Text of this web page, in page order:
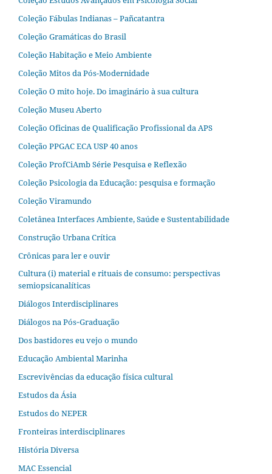
Coleção Fábulas Indianas – Pañcatantra
Coleção Gramáticas do Brasil
Coleção Habitação e Meio Ambiente
Coleção Mitos da Pós-Modernidade
Coleção O mito hoje. Do imaginário à sua cultura
Coleção Museu Aberto
Coleção Oficinas de Qualificação Profissional da APS
Coleção PPGAC ECA USP 40 anos
Coleção ProfCiAmb Série Pesquisa e Reflexão
Coleção Psicologia da Educação: pesquisa e formação
Coleção Viramundo
Coletânea Interfaces Ambiente, Saúde e Sustentabilidade
Construção Urbana Crítica
Crônicas para ler e ouvir
Cultura (i) material e rituais de consumo: perspectivas
semiopsicanalíticas
Diálogos Interdisciplinares
Diálogos na Pós‐Graduação
Dos bastidores eu vejo o mundo
Educação Ambiental Marinha
Escrevivências da educação física cultural
Estudos da Ásia​
Estudos do NEPER
Fronteiras interdisciplinares
História Diversa
MAC Essencial